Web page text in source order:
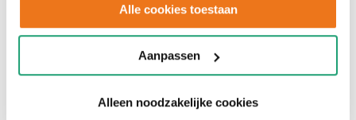
Alle cookies toestaan
Aanpassen
Alleen noodzakelijke cookies